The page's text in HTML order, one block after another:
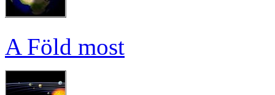
A Föld most